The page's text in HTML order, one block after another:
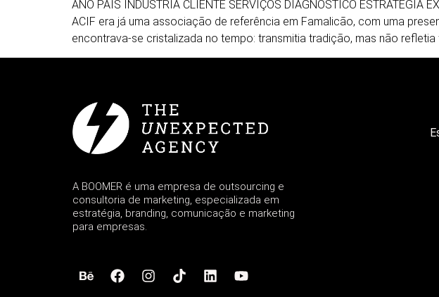
ANO PAÍS INDÚSTRIA CLIENTE SERVIÇOS DIAGNÓSTICO ESTRATÉGIA
ACIF era já uma associação de referência em Famalicão, com uma
encontrava-se cristalizada no tempo: transmitia tradição, mas não
A BOOMER é uma empresa de outsourcing e
consultoria de marketing, especializada em
estratégia, branding, comunicação e marketing
para empresas.